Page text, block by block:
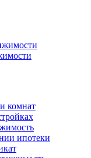
комнат
ипотеки